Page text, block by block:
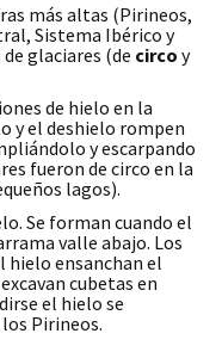
más altas (Pirineos,
Sistema Ibérico y
glaciares (de circo y
de hielo en la
y el deshielo rompen
y escarpando
fueron de circo en la
lagos).
Se forman cuando el
valle abajo. Los
hielo ensanchan el
cubetas en
el hielo se
Pirineos.